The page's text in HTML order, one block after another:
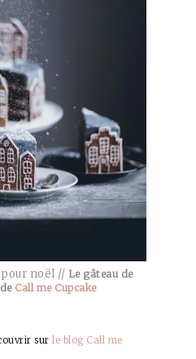
noël // Le gâteau de
Call me Cupcake
sur le blog Call me